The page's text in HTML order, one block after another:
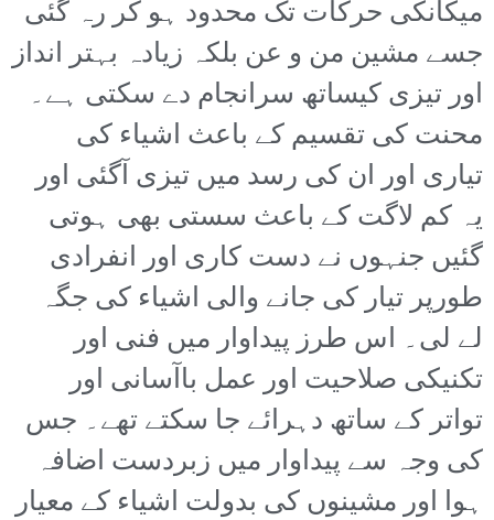
میکانکی حرکات تک محدود ہو کر رہ گئی
جسے مشین من و عن بلکہ زیادہ بہتر انداز
اور تیزی کیساتھ سرانجام دے سکتی ہے۔
محنت کی تقسیم کے باعث اشیاء کی
تیاری اور ان کی رسد میں تیزی آگئی اور
یہ کم لاگت کے باعث سستی بھی ہوتی
گئیں جنہوں نے دست کاری اور انفرادی
طورپر تیار کی جانے والی اشیاء کی جگہ
لے لی۔ اس طرز پیداوار میں فنی اور
تکنیکی صلاحیت اور عمل باآسانی اور
تواتر کے ساتھ دہرائے جا سکتے تھے۔ جس
کی وجہ سے پیداوار میں زبردست اضافہ
ہوا اور مشینوں کی بدولت اشیاء کے معیار